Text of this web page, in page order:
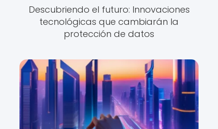
Descubriendo el futuro: Innovaciones
tecnológicas que cambiarán la
protección de datos